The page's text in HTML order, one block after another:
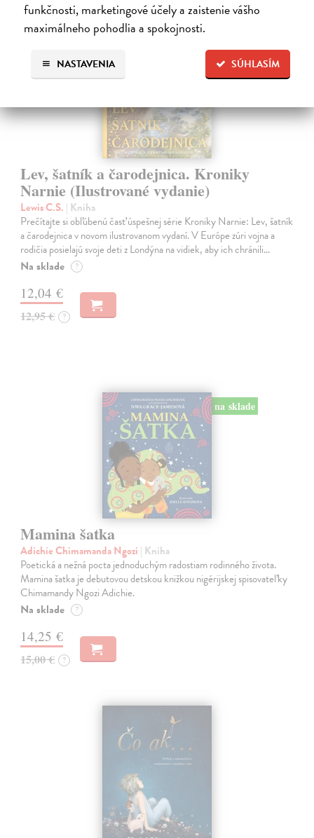
funkčnosti, marketingové účely a zaistenie vášho
maximálneho pohodlia a spokojnosti.
SÚHLASÍM
NASTAVENIA
Lev, šatník a čarodejnica. Kroniky
Narnie (Ilustrované vydanie)
Lewis C.S. | Kniha
Prečítajte si obľúbenú časť úspešnej série Kroniky Narnie: Lev, šatník
a čarodejnica v novom ilustrovanom vydaní. V Európe zúri vojna a
rodičia posielajú svoje deti z Londýna na vidiek, aby ich chránili…
Na sklade ?
12,04 €
12,95 € ?
na sklade
Mamina šatka
Adichie Chimamanda Ngozi | Kniha
Poetická a nežná pocta jednoduchým radostiam rodinného života.
Mamina šatka je debutovou detskou knižkou nigérijskej spisovateľky
Chimamandy Ngozi Adichie.
Na sklade ?
14,25 €
15,00 € ?